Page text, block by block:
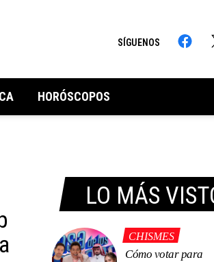
SÍGUENOS
HORÓSCOPOS
LO MÁS
CHISMES
Cómo votar para